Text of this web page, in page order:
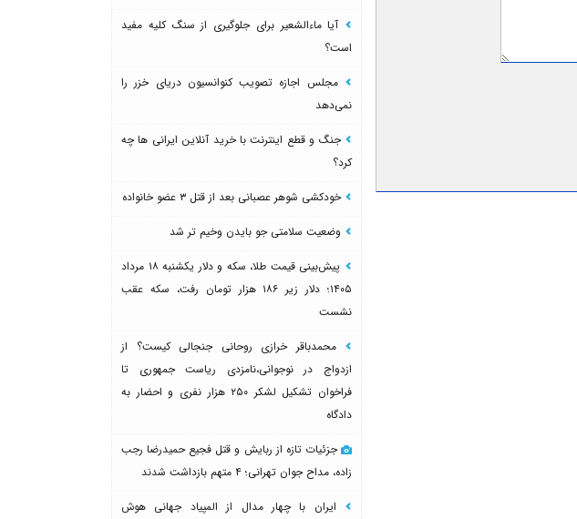
آیا ماءالشعیر برای جلوگیری از سنگ کلیه مفید
است؟
مجلس اجازه تصویب کنوانسیون دریای خزر را
نمی‌دهد
جنگ و قطع اینترنت با خرید آنلاین ایرانی ها چه
کرد؟
خودکشی شوهر عصبانی بعد از قتل ۳ عضو خانواده
وضعیت سلامتی جو بایدن وخیم تر شد
پیش‌بینی قیمت طلا، سکه و دلار یکشنبه ۱۸ مرداد
۱۴۰۵؛ دلار زیر ۱۸۶ هزار تومان رفت، سکه عقب
نشست
محمدباقر خرازی روحانی جنجالی کیست؟ از
ازدواج در نوجوانی،نامزدی ریاست جمهوری تا
فراخوان تشکیل لشکر ۲۵۰ هزار نفری و احضار به
دادگاه
جزئیات تازه از ربایش و قتل فجیع حمیدرضا رجب
زاده، مداح جوان تهرانی؛ ۴ متهم بازداشت شدند
ایران با چهار مدال از المپیاد جهانی هوش